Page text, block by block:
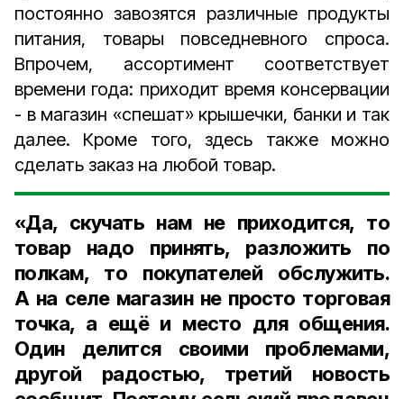
постоянно завозятся различные продукты
питания, товары повседневного спроса.
Впрочем, ассортимент соответствует
времени года: приходит время консервации
- в магазин «спешат» крышечки, банки и так
далее. Кроме того, здесь также можно
сделать заказ на любой товар.
«Да, скучать нам не приходится, то
товар надо принять, разложить по
полкам, то покупателей обслужить.
А на селе магазин не просто торговая
точка, а ещё и место для общения.
Один делится своими проблемами,
другой радостью, третий новость